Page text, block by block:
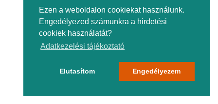
Ezen a weboldalon cookiekat használunk.
Engedélyezed számunkra a hirdetési
cookiek használatát?
Adatkezelési tájékoztató
Elutasítom Engedélyezem